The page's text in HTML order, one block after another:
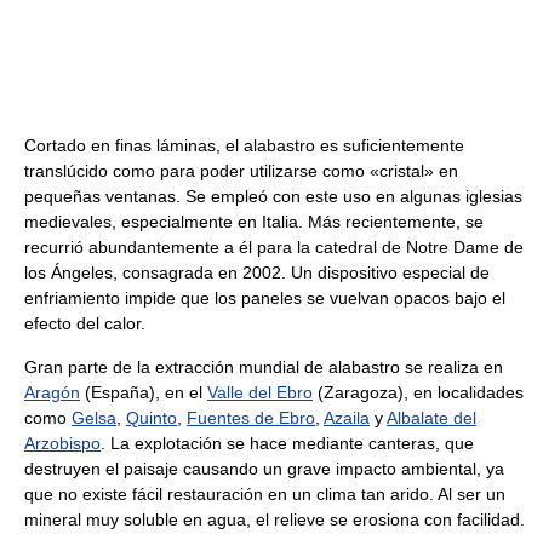
Cortado en finas láminas, el alabastro es suficientemente
translúcido como para poder utilizarse como «cristal» en
pequeñas ventanas. Se empleó con este uso en algunas iglesias
medievales, especialmente en Italia. Más recientemente, se
recurrió abundantemente a él para la catedral de Notre Dame de
los Ángeles, consagrada en 2002. Un dispositivo especial de
enfriamiento impide que los paneles se vuelvan opacos bajo el
efecto del calor.
Gran parte de la extracción mundial de alabastro se realiza en
Aragón (España), en el Valle del Ebro (Zaragoza), en localidades
como Gelsa, Quinto, Fuentes de Ebro, Azaila yAlbalate del
Arzobispo. La explotación se hace mediante canteras, que
destruyen el paisaje causando un grave impacto ambiental, ya
que no existe fácil restauración en un clima tan arido. Al ser un
mineral muy soluble en agua, el relieve se erosiona con facilidad.